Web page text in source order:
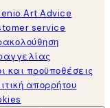
Art Advice
service
και προϋποθέσεις
απορρήτου